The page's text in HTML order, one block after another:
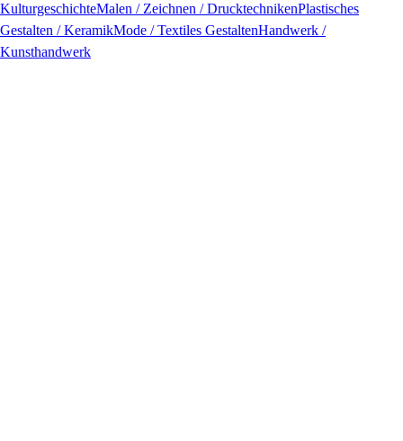
KulturgeschichteMalen / Zeichnen / DrucktechnikenPlastisches
Gestalten / KeramikMode / Textiles GestaltenHandwerk /
Kunsthandwerk